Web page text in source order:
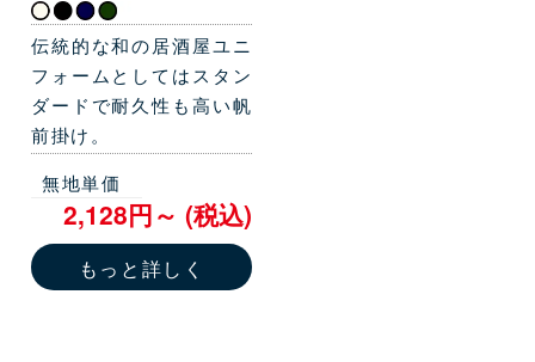
伝統的な和の居酒屋ユニ
フォームとしてはスタン
ダードで耐久性も高い帆
前掛け。
無地単価
2,128円～ (税込)
もっと詳しく